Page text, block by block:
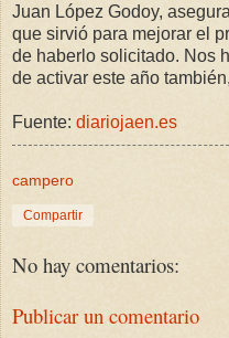
Juan López Godoy,
que sirvió para mejorar el
de haberlo solicitado. Nos
de activar este año
Fuente: diariojaen.es
campero
Compartir
No hay comentarios:
Publicar un comentario